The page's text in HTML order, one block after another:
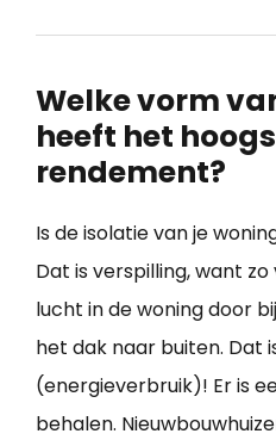
Welke vorm
heeft het
rendement?
Is de isolatie van je
Dat is verspilling, want
lucht in de woning door
het dak naar buiten. Dat
(energieverbruik)! Er is
behalen.